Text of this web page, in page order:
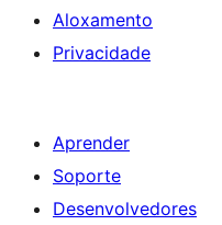
Aloxamento
Privacidade
Aprender
Soporte
Desenvolvedores